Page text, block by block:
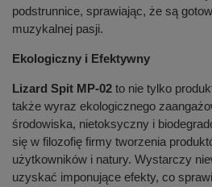
podstrunnice, sprawiając, że są
muzykalnej pasji.
Ekologiczny i Efektywny
Lizard Spit MP-02 to nie tylko
także wyraz ekologicznego
środowiska, nietoksyczny i
się w filozofię firmy tworzenia
użytkowników i natury. Wystarczy
uzyskać imponujące efekty, co